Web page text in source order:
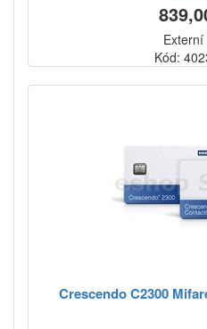
Externí
Kód:
Crescendo C2300